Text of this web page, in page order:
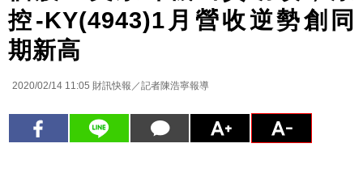
控-KY(4943)1月營收逆勢創同
期新高
2020/02/14 11:05 財訊快報／記者陳浩寧報導